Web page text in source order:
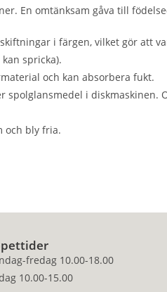
En omtänksam gåva till
i färgen, vilket gör att
spricka).
och kan absorbera fukt.
spolglansmedel i diskmaskinen.
och bly fria.
fredag 10.00-18.00
10.00-15.00